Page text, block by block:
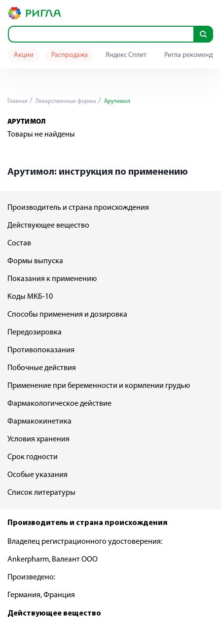
Акции Распродажа Яндекс Сплит Ригла
Главная Лекарственные формы Арутимол
АРУТИМОЛ
Товары не найдены
Арутимол: инструкция по применению
Производитель и страна происхождения
Действующее вещество
Состав
Формы выпуска
Показания к применению
Коды МКБ-10
Способы применения и дозировка
Передозировка
Противопоказания
Побочные действия
Применение при беременности и кормлении грудью
Фармакологическое действие
Фармакокинетика
Условия хранения
Срок годности
Особые указания
Список литературы
Производитель и страна происхождения
Владелец регистрационного удостоверения:
Ankerpharm, Валеант ООО
Произведено:
Германия, Франция
Действующее вещество